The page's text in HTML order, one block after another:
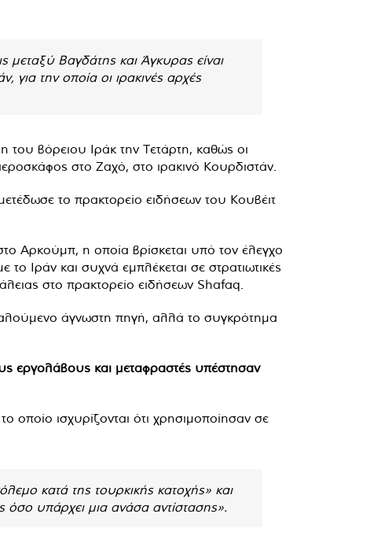
μεταξύ Βαγδάτης και Άγκυρας είναι
την οποία οι ιρακινές αρχές
βόρειου Ιράκ την Τετάρτη, καθώς οι
στο Ζαχό, στο ιρακινό Κουρδιστάν.
το πρακτορείο ειδήσεων του Κουβέιτ
Αρκούμπ, η οποία βρίσκεται υπό τον έλεγχο
Ιράν και συχνά εμπλέκεται σε στρατιωτικές
στο πρακτορείο ειδήσεων Shafaq.
άγνωστη πηγή, αλλά το συγκρότημα
εργολάβους και μεταφραστές υπέστησαν
ισχυρίζονται ότι χρησιμοποίησαν σε
κατά της τουρκικής κατοχής» και
όσο υπάρχει μια ανάσα αντίστασης».